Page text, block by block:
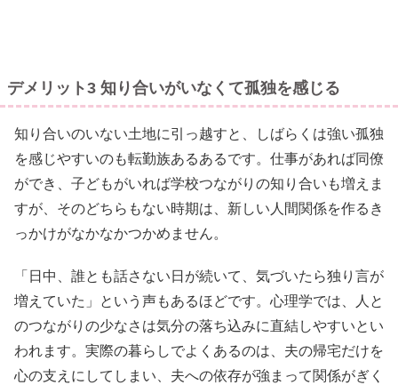
デメリット3 知り合いがいなくて孤独を感じる
知り合いのいない土地に引っ越すと、しばらくは強い孤独
を感じやすいのも転勤族あるあるです。仕事があれば同僚
ができ、子どもがいれば学校つながりの知り合いも増えま
すが、そのどちらもない時期は、新しい人間関係を作るき
っかけがなかなかつかめません。
「日中、誰とも話さない日が続いて、気づいたら独り言が
増えていた」という声もあるほどです。心理学では、人と
のつながりの少なさは気分の落ち込みに直結しやすいとい
われます。実際の暮らしでよくあるのは、夫の帰宅だけを
心の支えにしてしまい、夫への依存が強まって関係がぎく